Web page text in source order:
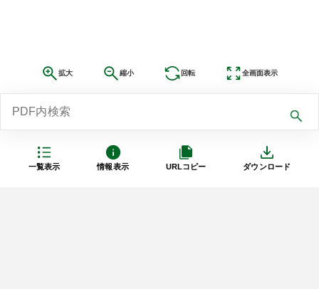
一覧表示 情報表示 URLコピー ダウンロード
拡大 縮小 回転 全画面表示